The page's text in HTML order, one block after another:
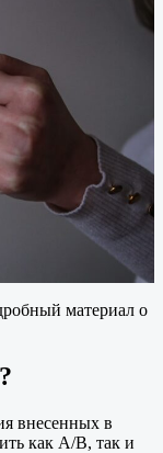
материал о
внесенных в
как А/В, так и